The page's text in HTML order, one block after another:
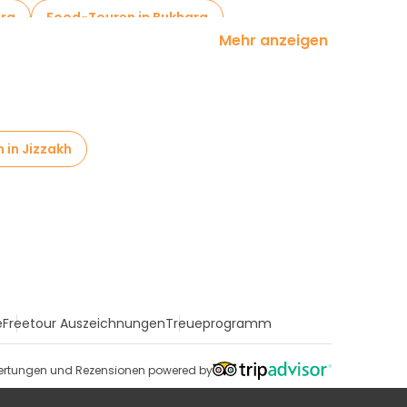
Food-Touren in Bukhara
Mehr anzeigen
in Jizzakh
Freetour AuszeichnungenTreueprogramm
und Rezensionen powered by